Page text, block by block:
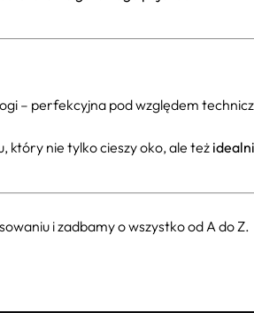
– perfekcyjna pod względem
który nie tylko cieszy oko, ale też
i zadbamy o wszystko od A do Z.